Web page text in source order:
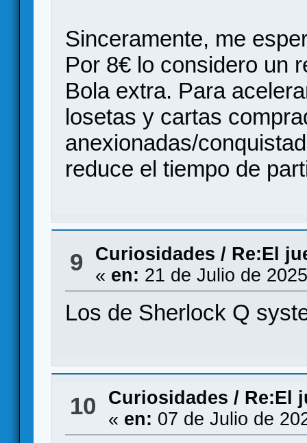
Sinceramente, me
Por 8€ lo considero un
Bola extra. Para
losetas y cartas
anexionadas/
reduce el tiempo de
9 Curiosidades / Re:El
« en: 21 de Julio de
Los de Sherlock Q
10 Curiosidades / Re:El
« en: 07 de Julio de